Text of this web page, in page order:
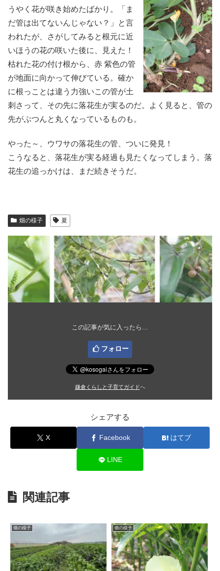
うやく花が咲き始めたばかり。「ま
だ管は出てないんじゃない？」と言
われたが、さがしてみると根元に近
いほうの花の咲いた後に、見えた！
枯れた花の付け根から、赤 紫色の管
が地面に向かって伸びている。確か
に根っことは違う力強いこの管が土
刺さって、その先に落花生が実るのだ。よく見ると、管の
先がぷつんと丸くなっているものも。
やった～、ウワサの落花生の管、ついに発見！
こうなると、落花生が実る経過も見たくなってしまう。落
花生の追っかけは、まだ続きそうだ。
畑の様子 夏
この記事が気に入ったら…
フォロー
鎌倉くらしと子育てガイドへ
シェアする
X Facebook はてブ
LINE
関連記事
畑の様子 畑の様子